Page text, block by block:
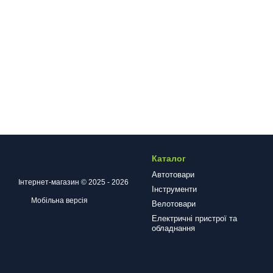
Інтернет-магазин © 2025 - 2026
Мобільна версія
Каталог
Автотовари
Інструменти
Велотовари
Електричні пристрої та
обладнання